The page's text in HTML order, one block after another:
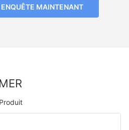
ENQUÊTE MAINTENANT
Produit